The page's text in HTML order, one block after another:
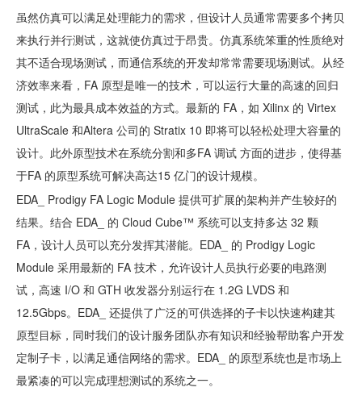
虽然仿真可以满足处理能力的需求，但设计人员通常需要多个拷贝
来执行并行测试，这就使仿真过于昂贵。仿真系统笨重的性质绝对
其不适合现场测试，而通信系统的开发却常常需要现场测试。从经
济效率来看，FA 原型是唯一的技术，可以运行大量的高速的回归
测试，此为最具成本效益的方式。最新的 FA，如 Xilinx 的 Virtex
UltraScale 和Altera 公司的 Stratix 10 即将可以轻松处理大容量的
设计。此外原型技术在系统分割和多FA 调试 方面的进步，使得基
于FA 的原型系统可解决高达15 亿门的设计规模。
EDA_ Prodigy FA Logic Module 提供可扩展的架构并产生较好的
结果。结合 EDA_ 的 Cloud Cube™ 系统可以支持多达 32 颗
FA，设计人员可以充分发挥其潜能。EDA_ 的 Prodigy Logic
Module 采用最新的 FA 技术，允许设计人员执行必要的电路测
试，高速 I/O 和 GTH 收发器分别运行在 1.2G LVDS 和
12.5Gbps。EDA_ 还提供了广泛的可供选择的子卡以快速构建其
原型目标，同时我们的设计服务团队亦有知识和经验帮助客户开发
定制子卡，以满足通信网络的需求。EDA_ 的原型系统也是市场上
最紧凑的可以完成理想测试的系统之一。